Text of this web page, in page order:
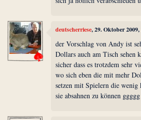
deutscherriese, 29. Oktober
der Vorschlag von Andy ist
Dollars auch am Tisch sehen
sicher dass es trotzdem sehr
wo sich eben die mit mehr
setzen mit Spielern die
sie absahnen zu können ggggg